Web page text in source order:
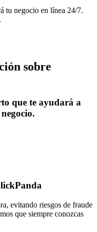
tu negocio en línea 24/7.
sobre
que te ayudará a
evitando riesgos de fraude
que siempre conozcas